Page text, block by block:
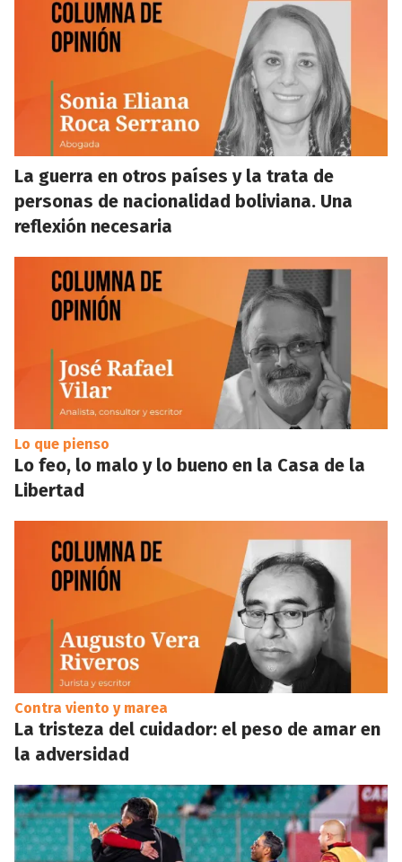
La guerra en otros países y la trata de
personas de nacionalidad boliviana. Una
reflexión necesaria
Lo que pienso
Lo feo, lo malo y lo bueno en la Casa de la
Libertad
Contra viento y marea
La tristeza del cuidador: el peso de amar en
la adversidad